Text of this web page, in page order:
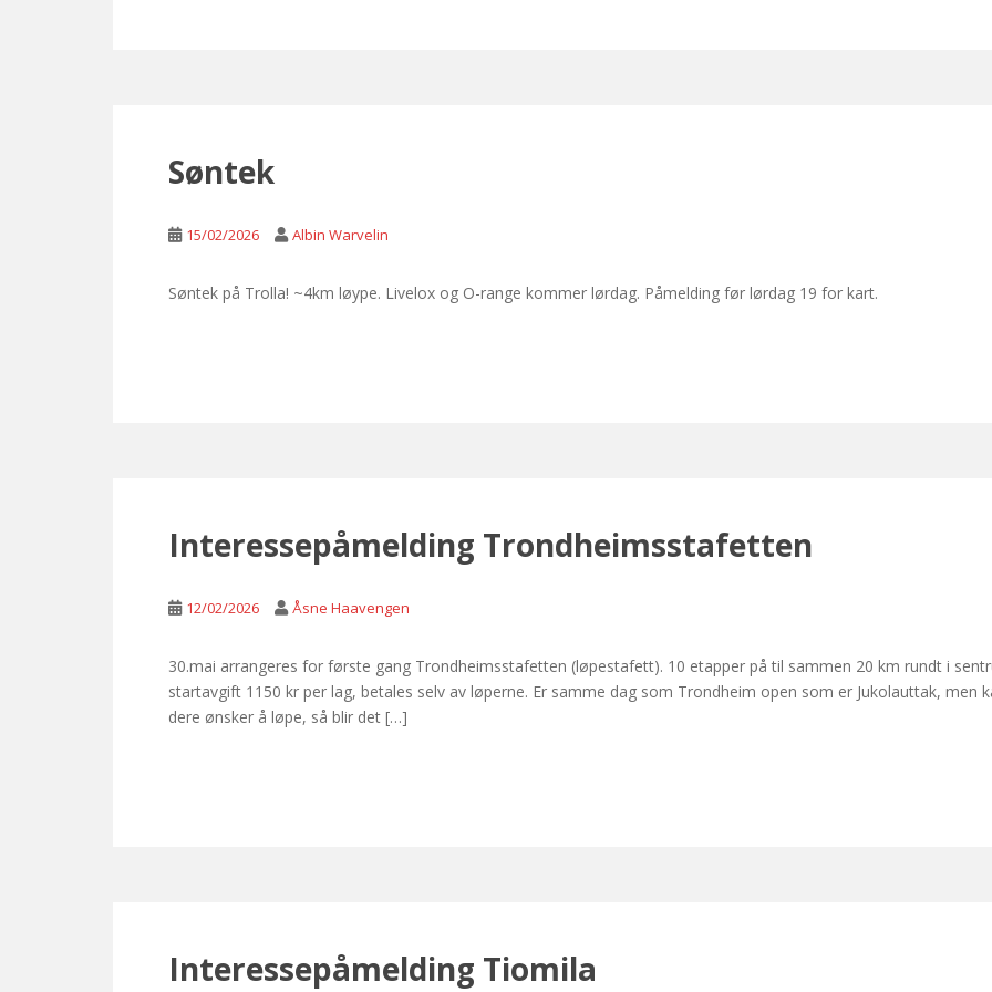
Søntek
15/02/2026 Albin Warvelin
Søntek på Trolla! ~4km løype. Livelox og O-range kommer lørdag. Påmelding før lørdag 19 for kart.
Interessepåmelding Trondheimsstafetten
12/02/2026 Åsne Haavengen
30.mai arrangeres for første gang Trondheimsstafetten (løpestafett). 10 etapper på til sammen 20 km rundt i
startavgift 1150 kr per lag, betales selv av løperne. Er samme dag som Trondheim open som er Jukolauttak, men
dere ønsker å løpe, så blir det […]
Interessepåmelding Tiomila